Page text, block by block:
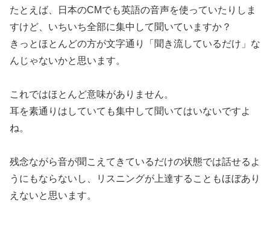
たとえば、日本のCMでも英語の音声を使っていたりしま
すけど、いちいち全部に集中して聞いていますか？
きっとほとんどの方が文字通り「聞き流しているだけ」な
んじゃないかと思います。
これではほとんど意味がありません。
耳を素通り はしていても集中して聞いてはいないですよ
ね。
残念ながら音が聞こえてきているだけの状態では話せるよ
うにもならないし、リスニングが上達することもほぼあり
えないと思います。